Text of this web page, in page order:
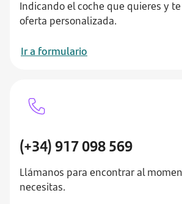
Indicando el coche que quieres y
oferta personalizada.
Ir a formulario
(+34) 917 098 569
Llámanos para encontrar al
necesitas.